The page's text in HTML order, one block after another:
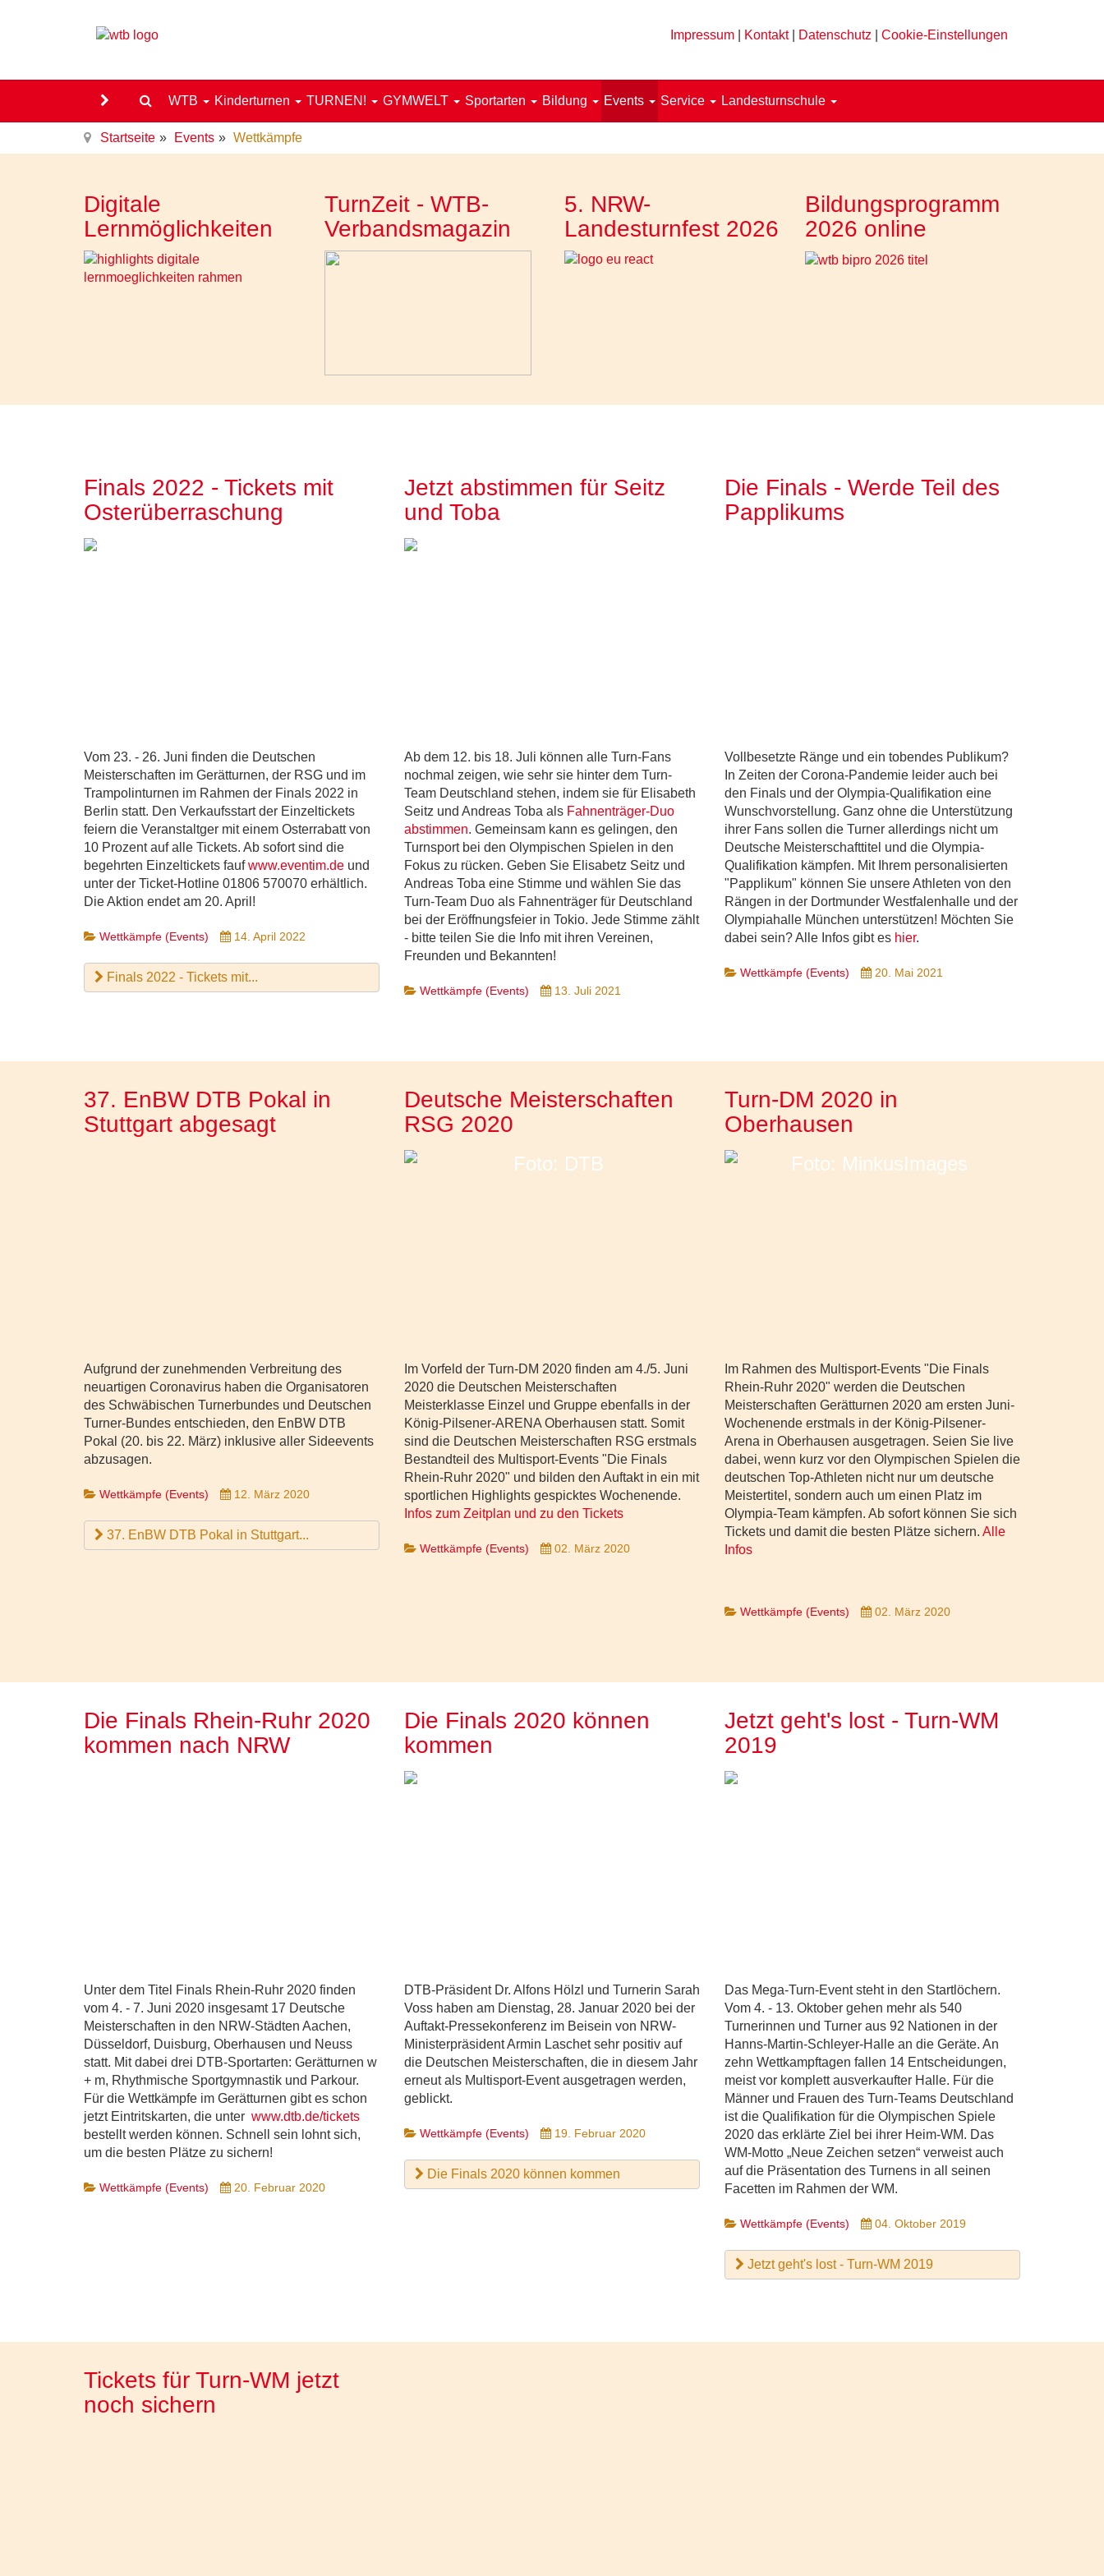
Impressum Kontakt| Datenschutz Cookie-Einstellungen
WTB Kinderturnen TURNEN! GYMWELT Sportarten Bildung Events Service Landesturnschule
Startseite Events Wettkämpfe
Digitale
Lernmöglichkeiten
TurnZeit - WTB-
Verbandsmagazin
5. NRW-
Landesturnfest 2026
Bildungsprogramm
2026 online
Finals 2022 - Tickets mit
Osterüberraschung
Vom 23. - 26. Juni finden die Deutschen
Meisterschaften im Gerätturnen, der RSG und im
Trampolinturnen im Rahmen der Finals 2022 in
Berlin statt. Den Verkaufsstart der Einzeltickets
feiern die Veranstaltger mit einem Osterrabatt von
10 Prozent auf alle Tickets. Ab sofort sind die
begehrten Einzeltickets faufwww.eventim.de und
unter der Ticket-Hotline 01806 570070 erhältlich.
Die Aktion endet am 20. April!
Wettkämpfe (Events) 14. April 2022
Finals 2022 - Tickets mit...
Jetzt abstimmen für Seitz
und Toba
Ab dem 12. bis 18. Juli können alle Turn-Fans
nochmal zeigen, wie sehr sie hinter dem Turn-
Team Deutschland stehen, indem sie für Elisabeth
Seitz und Andreas Toba als Fahnenträger-Duo
abstimmen. Gemeinsam kann es gelingen, den
Turnsport bei den Olympischen Spielen in den
Fokus zu rücken. Geben Sie Elisabetz Seitz und
Andreas Toba eine Stimme und wählen Sie das
Turn-Team Duo als Fahnenträger für Deutschland
bei der Eröffnungsfeier in Tokio. Jede Stimme zählt
- bitte teilen Sie die Info mit ihren Vereinen,
Freunden und Bekannten!
Wettkämpfe (Events) 13. Juli 2021
Die Finals - Werde Teil des
Papplikums
Vollbesetzte Ränge und ein tobendes Publikum?
In Zeiten der Corona-Pandemie leider auch bei
den Finals und der Olympia-Qualifikation eine
Wunschvorstellung. Ganz ohne die Unterstützung
ihrer Fans sollen die Turner allerdings nicht um
Deutsche Meisterschafttitel und die Olympia-
Qualifikation kämpfen. Mit Ihrem personalisierten
"Papplikum" können Sie unsere Athleten von den
Rängen in der Dortmunder Westfalenhalle und der
Olympiahalle München unterstützen! Möchten Sie
dabei sein? Alle Infos gibt es hier.
Wettkämpfe (Events) 20. Mai 2021
37. EnBW DTB Pokal in
Stuttgart abgesagt
Aufgrund der zunehmenden Verbreitung des
neuartigen Coronavirus haben die Organisatoren
des Schwäbischen Turnerbundes und Deutschen
Turner-Bundes entschieden, den EnBW DTB
Pokal (20. bis 22. März) inklusive aller Sideevents
abzusagen.
Wettkämpfe (Events) 12. März 2020
37. EnBW DTB Pokal in Stuttgart...
Deutsche Meisterschaften
RSG 2020
Im Vorfeld der Turn-DM 2020 finden am 4./5. Juni
2020 die Deutschen Meisterschaften
Meisterklasse Einzel und Gruppe ebenfalls in der
König-Pilsener-ARENA Oberhausen statt. Somit
sind die Deutschen Meisterschaften RSG erstmals
Bestandteil des Multisport-Events "Die Finals
Rhein-Ruhr 2020" und bilden den Auftakt in ein mit
sportlichen Highlights gespicktes Wochenende.
Infos zum Zeitplan und zu den Tickets
Wettkämpfe (Events) 02. März 2020
Turn-DM 2020 in
Oberhausen
Im Rahmen des Multisport-Events "Die Finals
Rhein-Ruhr 2020" werden die Deutschen
Meisterschaften Gerätturnen 2020 am ersten Juni-
Wochenende erstmals in der König-Pilsener-
Arena in Oberhausen ausgetragen. Seien Sie live
dabei, wenn kurz vor den Olympischen Spielen die
deutschen Top-Athleten nicht nur um deutsche
Meistertitel, sondern auch um einen Platz im
Olympia-Team kämpfen. Ab sofort können Sie sich
Tickets und damit die besten Plätze sichern. Alle
Infos
Wettkämpfe (Events) 02. März 2020
Die Finals Rhein-Ruhr 2020
kommen nach NRW
Unter dem Titel Finals Rhein-Ruhr 2020 finden
vom 4. - 7. Juni 2020 insgesamt 17 Deutsche
Meisterschaften in den NRW-Städten Aachen,
Düsseldorf, Duisburg, Oberhausen und Neuss
statt. Mit dabei drei DTB-Sportarten: Gerätturnen w
+ m, Rhythmische Sportgymnastik und Parkour.
Für die Wettkämpfe im Gerätturnen gibt es schon
jetzt Eintritskarten, die unter www.dtb.de/tickets
bestellt werden können. Schnell sein lohnt sich,
um die besten Plätze zu sichern!
Wettkämpfe (Events) 20. Februar 2020
Die Finals 2020 können
kommen
DTB-Präsident Dr. Alfons Hölzl und Turnerin Sarah
Voss haben am Dienstag, 28. Januar 2020 bei der
Auftakt-Pressekonferenz im Beisein von NRW-
Ministerpräsident Armin Laschet sehr positiv auf
die Deutschen Meisterschaften, die in diesem Jahr
erneut als Multisport-Event ausgetragen werden,
geblickt.
Wettkämpfe (Events) 19. Februar 2020
Die Finals 2020 können kommen
Jetzt geht's lost - Turn-WM
2019
Das Mega-Turn-Event steht in den Startlöchern.
Vom 4. - 13. Oktober gehen mehr als 540
Turnerinnen und Turner aus 92 Nationen in der
Hanns-Martin-Schleyer-Halle an die Geräte. An
zehn Wettkampftagen fallen 14 Entscheidungen,
meist vor komplett ausverkaufter Halle. Für die
Männer und Frauen des Turn-Teams Deutschland
ist die Qualifikation für die Olympischen Spiele
2020 das erklärte Ziel bei ihrer Heim-WM. Das
WM-Motto „Neue Zeichen setzen“ verweist auch
auf die Präsentation des Turnens in all seinen
Facetten im Rahmen der WM.
Wettkämpfe (Events) 04. Oktober 2019
Jetzt geht's lost - Turn-WM 2019
Tickets für Turn-WM jetzt
noch sichern